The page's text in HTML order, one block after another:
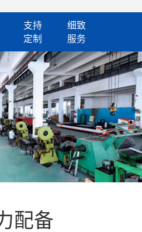
支持
定制
细致
服务
配备